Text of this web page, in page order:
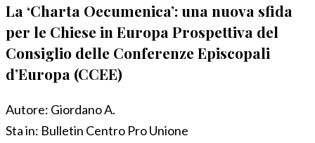
La ‘Charta Oecumenica’: una nuova sfida
per le Chiese in Europa Prospettiva del
Consiglio delle Conferenze Episcopali
d’Europa (CCEE)
Autore: Giordano A.
Sta in: Bulletin Centro Pro Unione